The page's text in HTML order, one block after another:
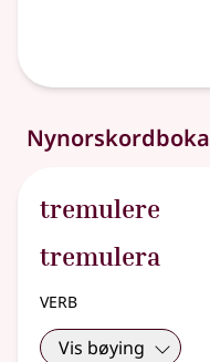
Nynorskordboka
tremulere
tremulera
verb
Vis bøying